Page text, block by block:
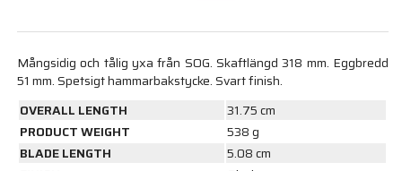
Mångsidig och tålig yxa från SOG. Skaftlängd 318 mm. Eggbredd
51 mm. Spetsigt hammarbakstycke. Svart finish.
OVERALL LENGTH
31.75 cm
PRODUCT WEIGHT
538 g
BLADE LENGTH
5.08 cm